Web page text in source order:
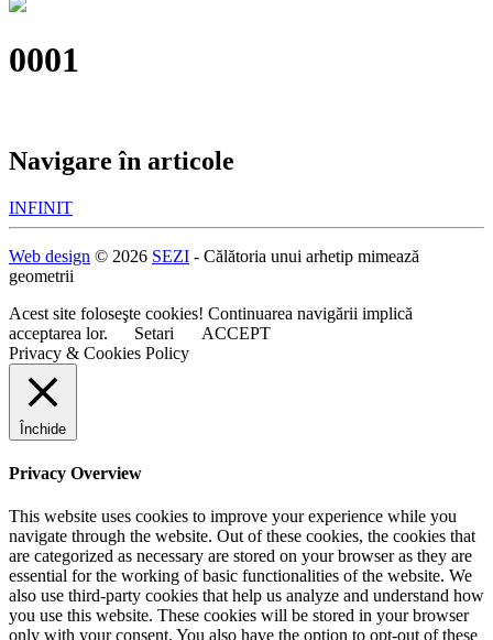
0001
Navigare în articole
INFINIT
Web design © 2026 SEZI - Călătoria unui arhetip mimează
geometrii
Acest site foloseşte cookies! Continuarea navigării implică
acceptarea lor.
Setari
ACCEPT
Privacy & Cookies Policy
Închide
Privacy Overview
This website uses cookies to improve your experience while you
navigate through the website. Out of these cookies, the cookies that
are categorized as necessary are stored on your browser as they are
essential for the working of basic functionalities of the website. We
also use third-party cookies that help us analyze and understand how
you use this website. These cookies will be stored in your browser
only with your consent. You also have the option to opt-out of these